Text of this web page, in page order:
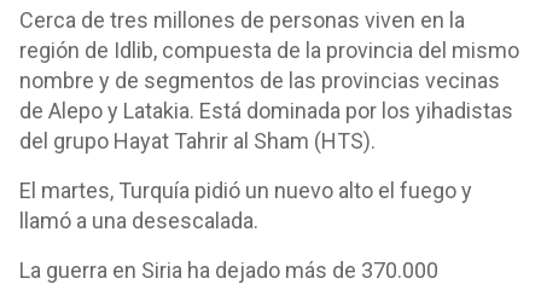
Cerca de tres millones de personas viven en la
región de Idlib, compuesta de la provincia del mismo
nombre y de segmentos de las provincias vecinas
de Alepo y Latakia. Está dominada por los yihadistas
del grupo Hayat Tahrir al Sham (HTS).
El martes, Turquía pidió un nuevo alto el fuego y
llamó a una desescalada.
La guerra en Siria ha dejado más de 370.000